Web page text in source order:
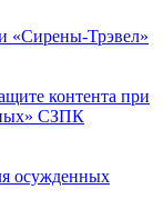
«Сирены-Трэвел»
контента при
СЗПК
осужденных